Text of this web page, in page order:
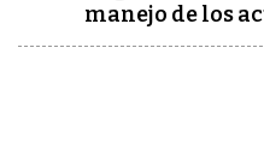
manejo de los